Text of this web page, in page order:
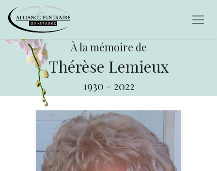
À la mémoire de
Thérèse Lemieux
1930 - 2022